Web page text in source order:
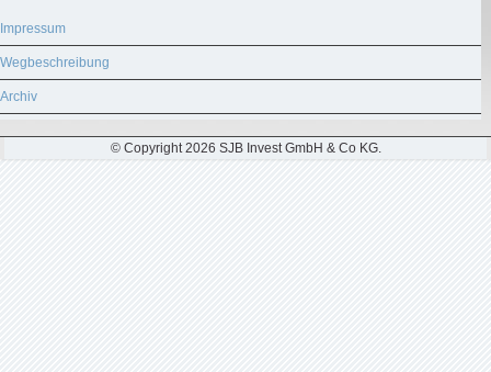
Impressum
Wegbeschreibung
Archiv
© Copyright 2026 SJB Invest GmbH & Co KG.